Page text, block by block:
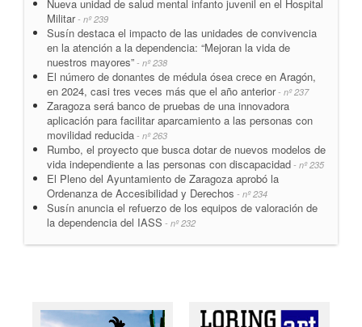
Nueva unidad de salud mental infanto juvenil en el Hospital
Militar- nº 239
Susín destaca el impacto de las unidades de convivencia
en la atención a la dependencia: “Mejoran la vida de
nuestros mayores” - nº 238
El número de donantes de médula ósea crece en Aragón,
en 2024, casi tres veces más que el año anterior- nº 237
Zaragoza será banco de pruebas de una innovadora
aplicación para facilitar aparcamiento a las personas con
movilidad reducida - nº 263
Rumbo, el proyecto que busca dotar de nuevos modelos de
vida independiente a las personas con discapacidad - nº 235
El Pleno del Ayuntamiento de Zaragoza aprobó la
Ordenanza de Accesibilidad y Derechos - nº 234
Susín anuncia el refuerzo de los equipos de valoración de
la dependencia del IASS - nº 232